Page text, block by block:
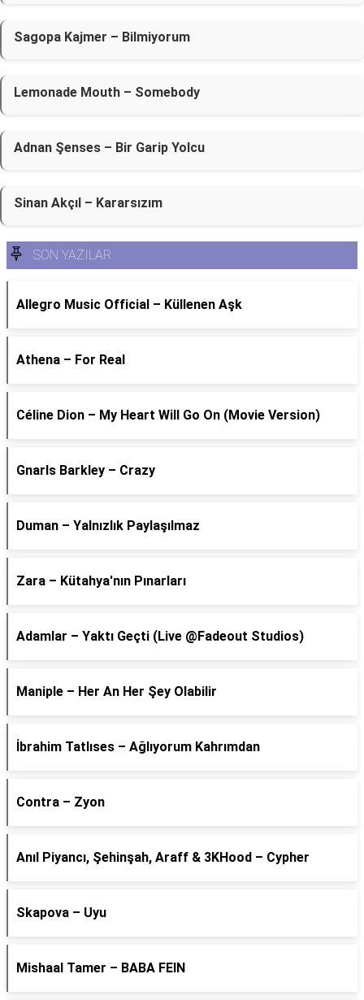
Sagopa Kajmer – Bilmiyorum
Lemonade Mouth – Somebody
Adnan Şenses – Bir Garip Yolcu
Sinan Akçıl – Kararsızım
SON YAZILAR
Allegro Music Official – Küllenen Aşk
Athena – For Real
Céline Dion – My Heart Will Go On (Movie Version)
Gnarls Barkley – Crazy
Duman – Yalnızlık Paylaşılmaz
Zara – Kütahya'nın Pınarları
Adamlar – Yaktı Geçti (Live @Fadeout Studios)
Maniple – Her An Her Şey Olabilir
İbrahim Tatlıses – Ağlıyorum Kahrımdan
Contra – Zyon
Anıl Piyancı, Şehinşah, Araff & 3KHood – Cypher
Skapova – Uyu
Mishaal Tamer – BABA FEIN